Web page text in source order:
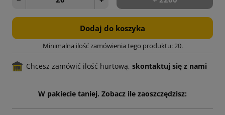
Dodaj do koszyka
Minimalna ilość zamówienia tego produktu: 20.
Chcesz zamówić ilość hurtową, skontaktuj się z nami
W pakiecie taniej. Zobacz ile zaoszczędzisz: